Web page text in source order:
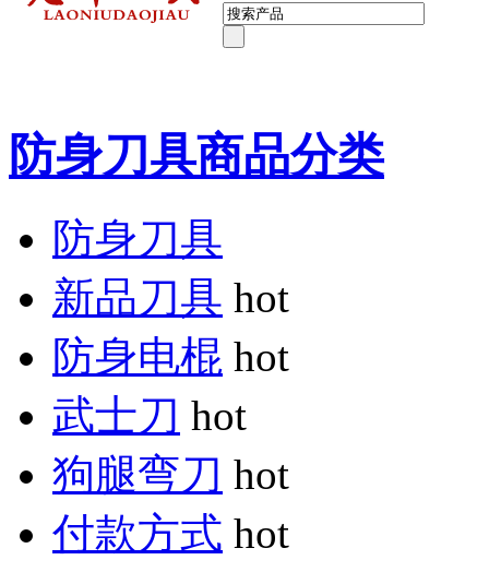
防身刀具商品分类
防身刀具
新品刀具 hot
防身电棍 hot
武士刀 hot
狗腿弯刀 hot
付款方式 hot